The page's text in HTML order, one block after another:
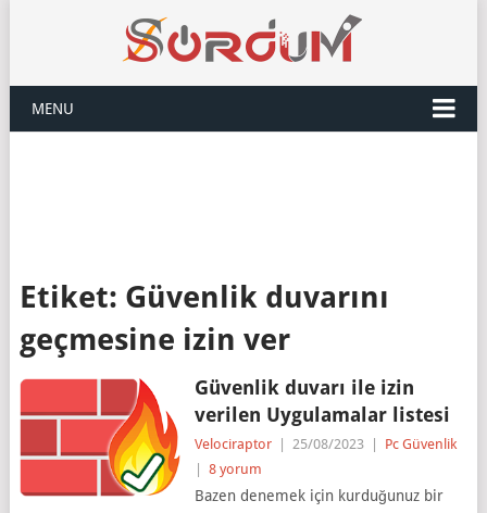
MENU
Etiket: Güvenlik duvarını
geçmesine izin ver
Güvenlik duvarı ile izin
verilen Uygulamalar listesi
Velociraptor 25/08/2023
Pc Güvenlik
8 yorum
Bazen denemek için kurduğunuz bir